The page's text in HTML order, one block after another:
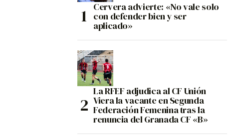
Cervera advierte: «No vale solo
con defender bien y ser
aplicado»
La RFEF adjudica al CF Unión
Viera la vacante en Segunda
Federación Femenina tras la
renuncia del Granada CF «B»